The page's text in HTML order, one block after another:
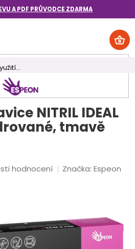
A PDF PRŮVODCE ZDARMA
NITRIL IDEAL
tmavě
hodnocení Značka:Espeon